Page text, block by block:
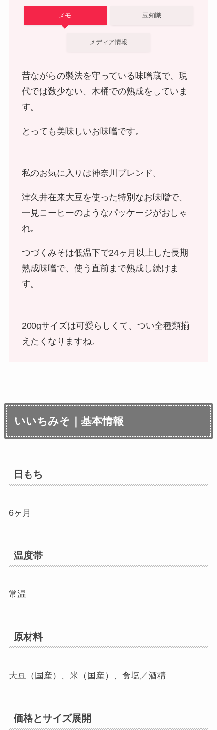
メモ 豆知識
メディア情報
昔ながらの製法を守っている味噌蔵で、現
代では数少ない、木桶での熟成をしていま
す。
とっても美味しいお味噌です。
私のお気に入りは神奈川ブレンド。
津久井在来大豆を使った特別なお味噌で、
一見コーヒーのようなパッケージがおしゃ
れ。
つづくみそは低温下で24ヶ月以上した長期
熟成味噌で、使う直前まで熟成し続けま
す。
200gサイズは可愛らしくて、つい全種類揃
えたくなりますね。
いいちみそ｜基本情報
日もち
6ヶ月
温度帯
常温
原材料
大豆（国産）、米（国産）、食塩／酒精
価格とサイズ展開